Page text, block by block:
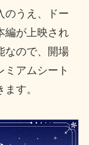
のうえ、ドー
編が上映され
なので、開場
ミアムシート
す。